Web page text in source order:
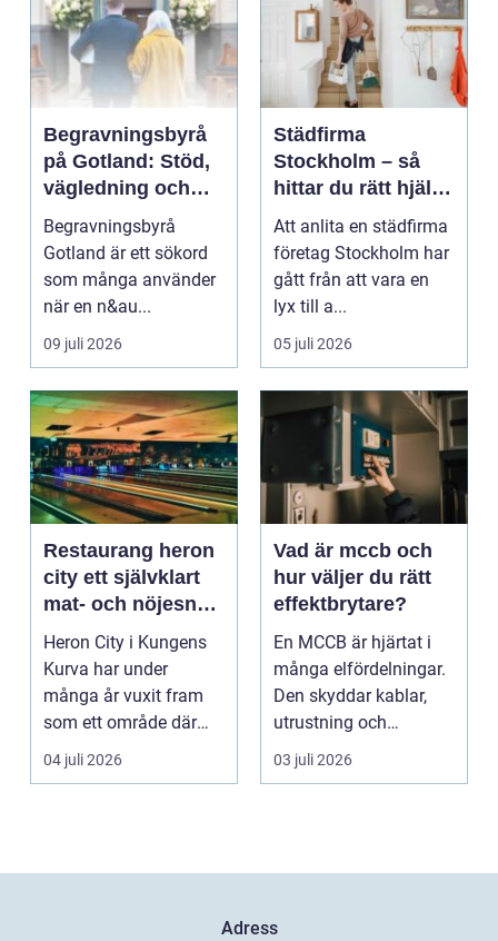
Begravningsbyrå
på Gotland: Stöd,
vägledning och
trygga val
Begravningsbyrå
Gotland är ett sökord
som många använder
när en n&au...
09 juli 2026
Städfirma
Stockholm – så
hittar du rätt hjälp
för hem och
företag
Att anlita en städfirma
företag Stockholm har
gått från att vara en
lyx till a...
05 juli 2026
Restaurang heron
city ett självklart
mat- och nöjesnav
i kungens kurva
Heron City i Kungens
Kurva har under
många år vuxit fram
som ett område där
mat, bio, shopping och
a...
04 juli 2026
Vad är mccb och
hur väljer du rätt
effektbrytare?
En MCCB är hjärtat i
många elfördelningar.
Den skyddar kablar,
utrustning och
människor mot
överlast...
03 juli 2026
Adress